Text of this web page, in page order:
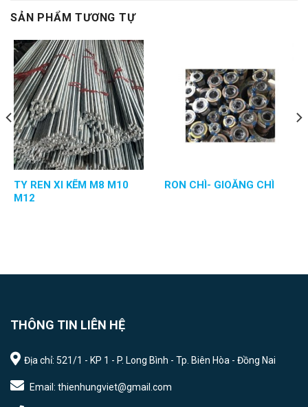
SẢN PHẨM TƯƠNG TỰ
TY REN XI KẼM M8 M10
M12
RON CHÌ- GIOĂNG CHÌ
THÔNG TIN LIÊN HỆ
Địa chỉ: 521/1 - KP 1 - P. Long Bình - Tp. Biên Hòa - Đồng Nai
Email: thienhungviet@gmail.com